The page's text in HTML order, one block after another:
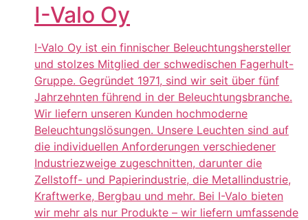
I-Valo Oy
I-Valo Oy ist ein finnischer Beleuchtungshersteller
und stolzes Mitglied der schwedischen Fagerhult-
Gruppe. Gegründet 1971, sind wir seit über fünf
Jahrzehnten führend in der Beleuchtungsbranche.
Wir liefern unseren Kunden hochmoderne
Beleuchtungslösungen. Unsere Leuchten sind auf
die individuellen Anforderungen verschiedener
Industriezweige zugeschnitten, darunter die
Zellstoff- und Papierindustrie, die Metallindustrie,
Kraftwerke, Bergbau und mehr. Bei I-Valo bieten
wir mehr als nur Produkte – wir liefern umfassende